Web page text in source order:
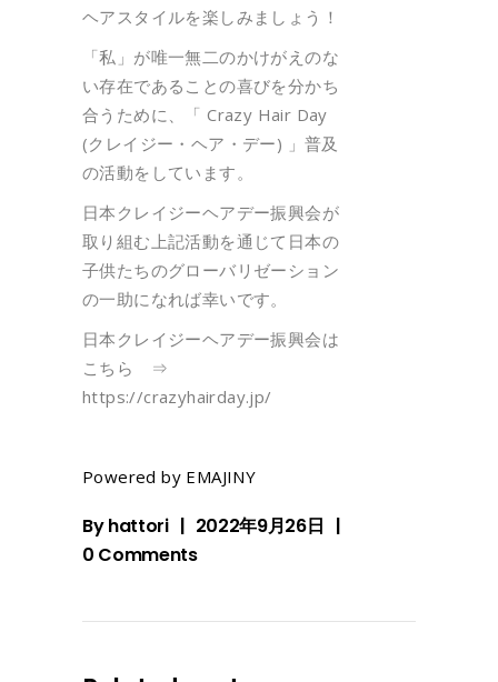
ヘアスタイルを楽しみましょう！
「私」が唯一無二のかけがえのな
い存在であることの喜びを分かち
合うために、「 Crazy Hair Day
(クレイジー・ヘア・デー) 」普及
の活動をしています。
日本クレイジーヘアデー振興会が
取り組む上記活動を通じて日本の
子供たちのグローバリゼーション
の一助になれば幸いです。
日本クレイジーヘアデー振興会は
こちら ⇒
https://crazyhairday.jp/
Powered by EMAJINY
Byhattori
2022年9月26日
0 Comments